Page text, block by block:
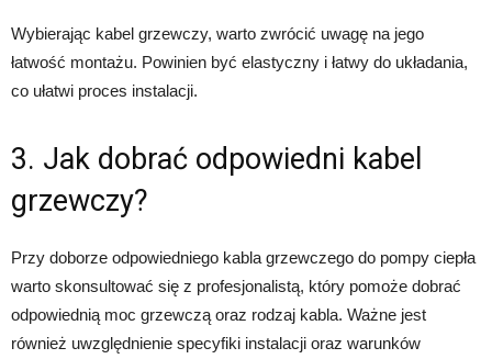
Wybierając kabel grzewczy, warto zwrócić uwagę na jego
łatwość montażu. Powinien być elastyczny i łatwy do układania,
co ułatwi proces instalacji.
3. Jak dobrać odpowiedni kabel
grzewczy?
Przy doborze odpowiedniego kabla grzewczego do pompy ciepła
warto skonsultować się z profesjonalistą, który pomoże dobrać
odpowiednią moc grzewczą oraz rodzaj kabla. Ważne jest
również uwzględnienie specyfiki instalacji oraz warunków